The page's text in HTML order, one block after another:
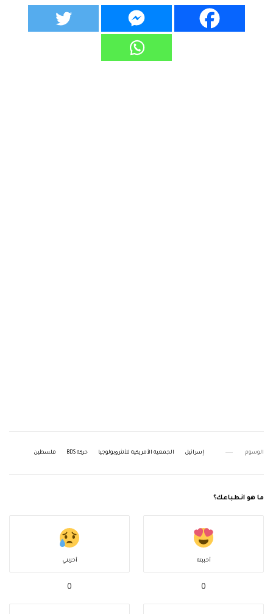
الوسوم إسرائيل الجمعية الأمريكية للأنثروبولوجيا حركة BDS فلسطين
ما هو انطباعك؟
أحببته
0
أحزنني
0